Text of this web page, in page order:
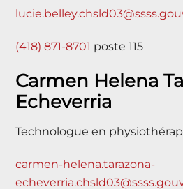
(418) 871-8701 poste 115
Carmen Helena
Echeverria
Technologue en
carmen-helena.tarazona-